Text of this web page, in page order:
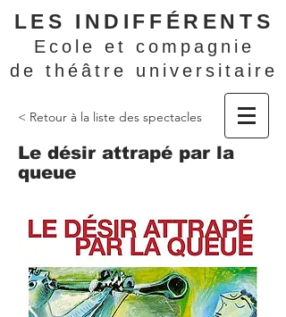
LES INDIFFÉRENTS
Ecole et compagnie
de théâtre universitaire
< Retour à la liste des spectacles
Le désir attrapé par la
queue